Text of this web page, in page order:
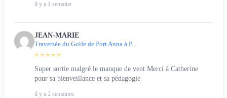
il y a 1 semaine
JEAN-MARIE
Traversée du Golfe de Port Anna à P...
⭐ ⭐ ⭐ ⭐ ⭐
Super sortie malgré le manque de vent Merci à Catherine
pour sa bienveillance et sa pédagogie
il y a 2 semaines